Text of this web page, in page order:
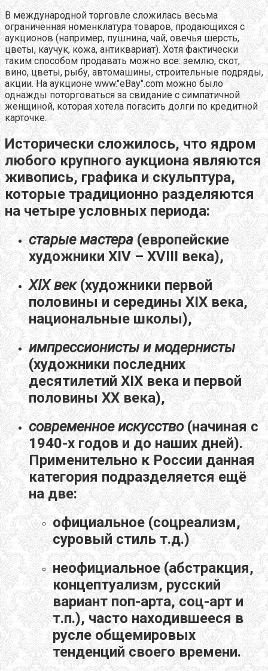
В международной торговле сложилась весьма
ограниченная номенклатура товаров, продающихся с
аукционов (например, пушнина, чай, овечья шерсть,
цветы, каучук, кожа, антиквариат). Хотя фактически
таким способом продавать можно все: землю, скот,
вино, цветы, рыбу, автомашины, строительные подряды,
акции. На аукционе www."eBay".com можно было
однажды поторговаться за свидание с симпатичной
женщиной, которая хотела погасить долги по кредитной
карточке.
Исторически сложилось, что ядром
любого крупного аукциона являются
живопись, графика и скульптура,
которые традиционно разделяются
на четыре условных периода:
старые мастера (европейские
художники XIV – XVIII века),
XIX век(художники первой
половины и середины XIX века,
национальные школы),
импрессионисты и модернисты
(художники последних
десятилетий XIX века и первой
половины XX века),
современное искусство (начиная с
1940-х годов и до наших дней).
Применительно к России данная
категория подразделяется ещё
на две:
официальное (соцреализм,
суровый стиль т.д.)
неофициальное (абстракция,
концептуализм, русский
вариант поп-арта, соц-арт и
т.п.), часто находившееся в
русле общемировых
тенденций своего времени.